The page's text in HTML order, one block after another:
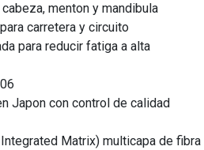
menton y mandibula
carretera y circuito
para reducir fatiga a alta
Japon con control de calidad
Matrix) multicapa de fibra